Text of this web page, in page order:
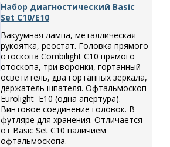
Набор диагностический Basic
Set C10/E10
Вакуумная лампа, металлическая
рукоятка, реостат. Головка прямого
отоскопа Combilight C10 прямого
отоскопа, три воронки, гортанный
осветитель, два гортанных зеркала,
держатель шпателя. Офтальмоскоп
Eurolight Е10 (одна апертура).
Винтовое соединение головок. В
футляре для хранения. Отличается
от Basic Set C10 наличием
офтальмоскопа.